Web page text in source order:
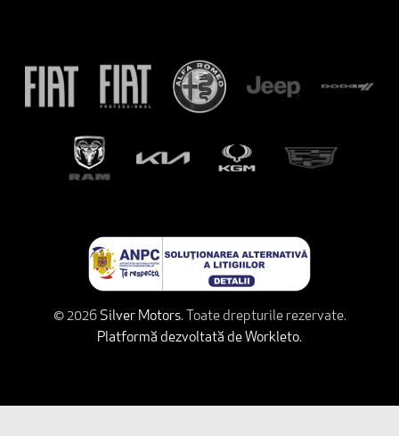
© 2026Silver Motors.Toate drepturile rezervate.
Platformă dezvoltată de Workleto.